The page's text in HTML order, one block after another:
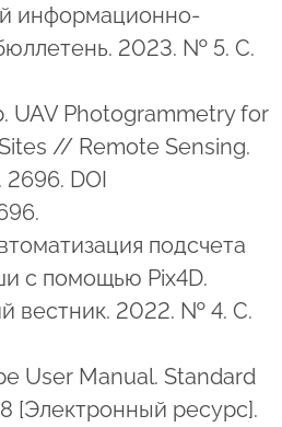
информационно-
2023. № 5. С.
UAV Photogrammetry for
// Remote Sensing.
DOI
подсчета
с помощью Pix4D.
вестник. 2022. № 4. С.
User Manual. Standard
[Электронный ресурс].